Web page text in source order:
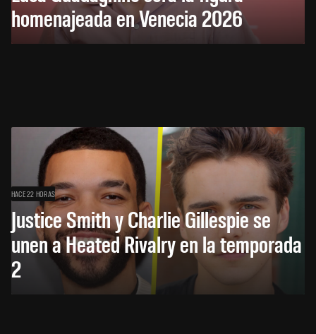
homenajeada en Venecia 2026
HACE 22 HORAS
Justice Smith y Charlie Gillespie se
unen a Heated Rivalry en la temporada
2